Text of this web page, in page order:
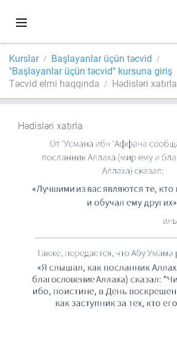
Kurslar
Başlayanlar üçün təcvid
"Başlayanlar üçün təcvid" kursuna giriş
Təcvid elmi haqqında
Hədisləri xatırla
Hədisləri xatırla